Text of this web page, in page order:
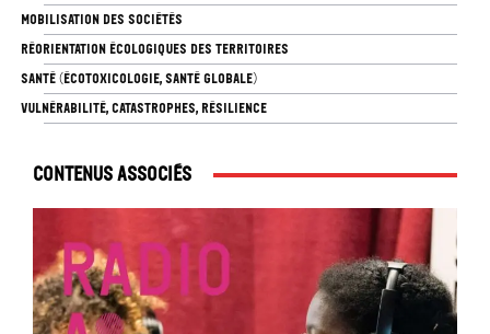
MOBILISATION DES SOCIÉTÉS
RÉORIENTATION ÉCOLOGIQUES DES TERRITOIRES
SANTÉ (ÉCOTOXICOLOGIE, SANTÉ GLOBALE)
VULNÉRABILITÉ, CATASTROPHES, RÉSILIENCE
Contenus associés